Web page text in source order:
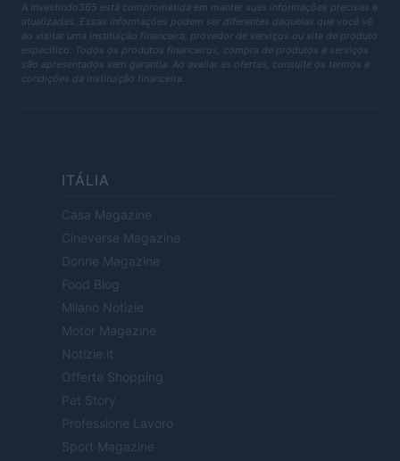
A Investindo365 está comprometida em manter suas informações precisas e
atualizadas. Essas informações podem ser diferentes daquelas que você vê
ao visitar uma instituição financeira, provedor de serviços ou site de produto
específico. Todos os produtos financeiros, compra de produtos e serviços
são apresentados sem garantia. Ao avaliar as ofertas, consulte os termos e
condições da instituição financeira.
ITÁLIA
Casa Magazine
Cineverse Magazine
Donne Magazine
Food Blog
Milano Notizie
Motor Magazine
Notizie.it
Offerte Shopping
Pet Story
Professione Lavoro
Sport Magazine